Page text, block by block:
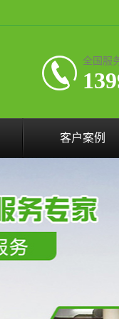
全国服
客户案例